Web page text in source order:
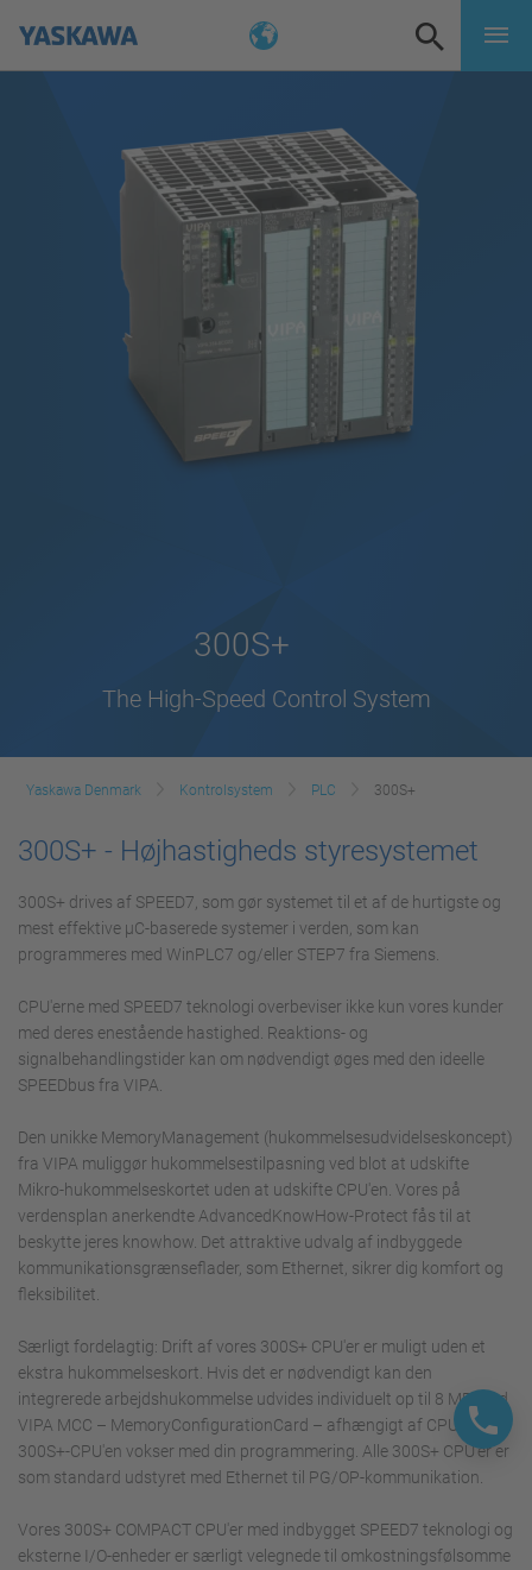
300S+
The High-Speed Control System
Yaskawa Denmark Kontrolsystem PLC 300S+
300S+ - Højhastigheds styresystemet
300S+ drives af SPEED7, som gør systemet til et af de hurtigste og
mest effektive µC-baserede systemer i verden, som kan
programmeres med WinPLC7 og/eller STEP7 fra Siemens.
CPU'erne med SPEED7 teknologi overbeviser ikke kun vores kunder
med deres enestående hastighed. Reaktions- og
signalbehandlingstider kan om nødvendigt øges med den ideelle
SPEEDbus fra VIPA.
Den unikke MemoryManagement (hukommelsesudvidelseskoncept)
fra VIPA muliggør hukommelsestilpasning ved blot at udskifte
Mikro-hukommelseskortet uden at udskifte CPU'en. Vores på
verdensplan anerkendte AdvancedKnowHow-Protect fås til at
beskytte jeres knowhow. Det attraktive udvalg af indbyggede
kommunikationsgrænseflader, som Ethernet, sikrer dig komfort og
fleksibilitet.
Særligt fordelagtig: Drift af vores 300S+ CPU'er er muligt uden et
ekstra hukommelseskort. Hvis det er nødvendigt kan den
integrerede arbejdshukommelse udvides individuelt op til 8 MB med
VIPA MCC – MemoryConfigurationCard – afhængigt af CPU-typen.
300S+-CPU'en vokser med din programmering. Alle 300S+ CPU'er er
som standard udstyret med Ethernet til PG/OP-kommunikation.
Vores 300S+ COMPACT CPU'er med indbygget SPEED7 teknologi og
eksterne I/O-enheder er særligt velegnede til omkostningsfølsomme